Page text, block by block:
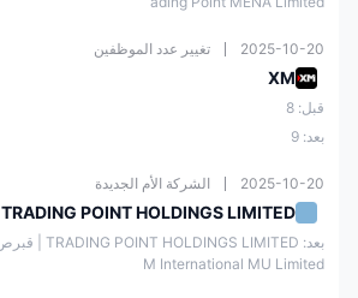
2025-10-20 تغيير عدد الموظفين
XM
قبل: 8
بعد: 9
2025-10-20 الشركة الأم الجديدة
TRADING POINT HOLDINGS LIMITED
M International MU Limited